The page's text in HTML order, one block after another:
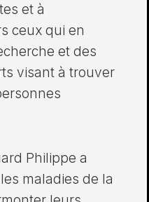
et à
ceux qui en
et des
visant à trouver
Philippe a
maladies de la